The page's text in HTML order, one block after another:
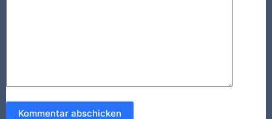
Kommentar abschicken